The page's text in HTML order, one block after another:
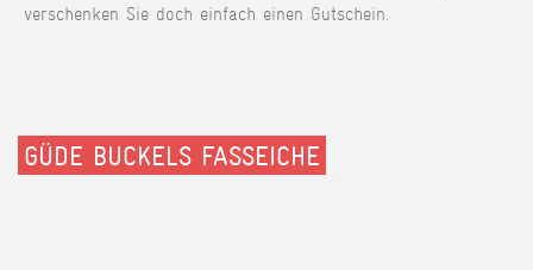
verschenken Sie doch einfach einen Gutschein.
GÜDE BUCKELS FASSEICHE